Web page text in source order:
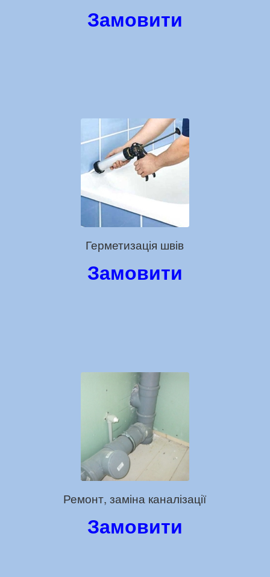
Замовити
Герметизація швів
Замовити
Ремонт, заміна каналізації
Замовити